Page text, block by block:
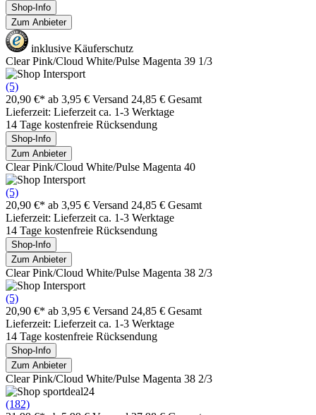
Shop-Info
Zum Anbieter
inklusive Käuferschutz
Clear Pink/Cloud White/Pulse Magenta 39 1/3
(5)
20,90 €* ab 3,95 € Versand 24,85 € Gesamt
Lieferzeit: Lieferzeit ca. 1-3 Werktage
14 Tage kostenfreie Rücksendung
Shop-Info
Zum Anbieter
Clear Pink/Cloud White/Pulse Magenta 40
(5)
20,90 €* ab 3,95 € Versand 24,85 € Gesamt
Lieferzeit: Lieferzeit ca. 1-3 Werktage
14 Tage kostenfreie Rücksendung
Shop-Info
Zum Anbieter
Clear Pink/Cloud White/Pulse Magenta 38 2/3
(5)
20,90 €* ab 3,95 € Versand 24,85 € Gesamt
Lieferzeit: Lieferzeit ca. 1-3 Werktage
14 Tage kostenfreie Rücksendung
Shop-Info
Zum Anbieter
Clear Pink/Cloud White/Pulse Magenta 38 2/3
(182)